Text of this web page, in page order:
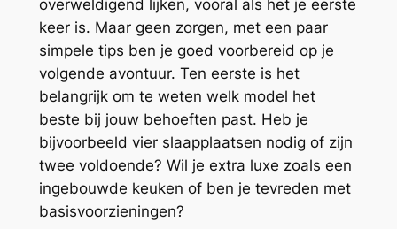
overweldigend lijken, vooral als het je eerste
keer is. Maar geen zorgen, met een paar
simpele tips ben je goed voorbereid op je
volgende avontuur. Ten eerste is het
belangrijk om te weten welk model het
beste bij jouw behoeften past. Heb je
bijvoorbeeld vier slaapplaatsen nodig of zijn
twee voldoende? Wil je extra luxe zoals een
ingebouwde keuken of ben je tevreden met
basisvoorzieningen?